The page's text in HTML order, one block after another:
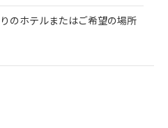
のホテルまたはご希望の場所